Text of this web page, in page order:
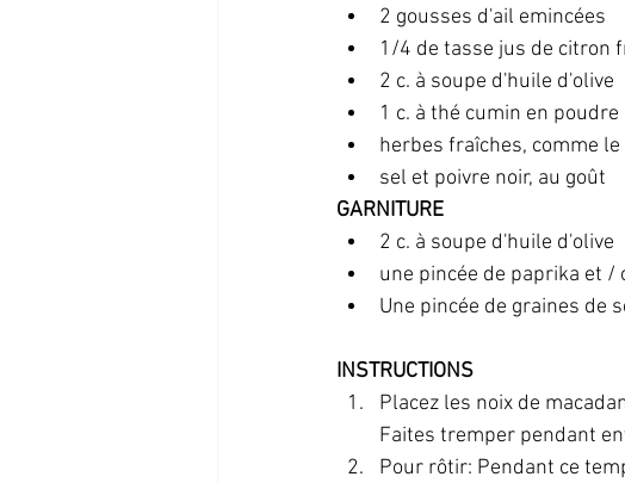
2 gousses d'ail emincées
1/4 de tasse jus de citron
2 c. à soupe d'huile d'olive
1 c. à thé cumin en poudre
herbes fraîches, comme
sel et poivre noir, au goût
GARNITURE
2 c. à soupe d'huile d'olive
une pincée de paprika et /
Une pincée de graines de
INSTRUCTIONS
Placez les noix de
Faites tremper pendant
Pour rôtir: Pendant ce